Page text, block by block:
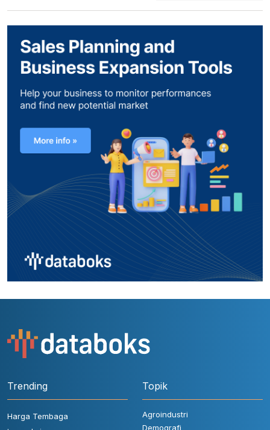
Trending
Harga Tembaga
Topik
Agroindustri
Demografi